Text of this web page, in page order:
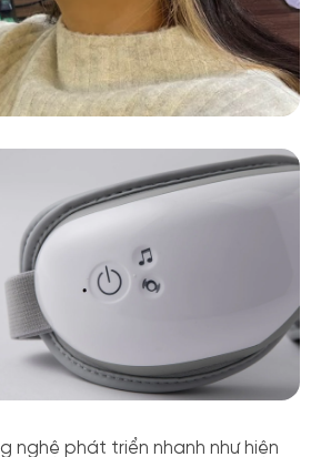
nghệ phát triển nhanh như hiện